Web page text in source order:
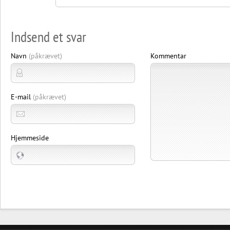
Indsend et svar
Navn (påkrævet)
E-mail (påkrævet)
Hjemmeside
Kommentar